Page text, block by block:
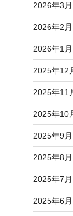
2026年3月
2026年2月
2026年1月
2025年12
2025年11
2025年10
2025年9月
2025年8月
2025年7月
2025年6月